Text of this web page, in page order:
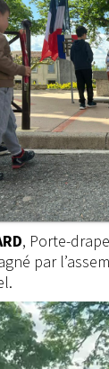
, Porte-
par